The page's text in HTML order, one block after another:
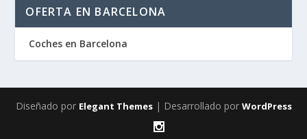
OFERTA EN BARCELONA
Coches en Barcelona
Diseñado por Elegant Themes| Desarrollado por WordPress